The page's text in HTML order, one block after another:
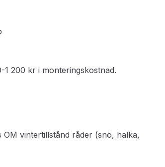
200 kr i monteringskostnad.
OM vintertillstånd råder (snö, halka,